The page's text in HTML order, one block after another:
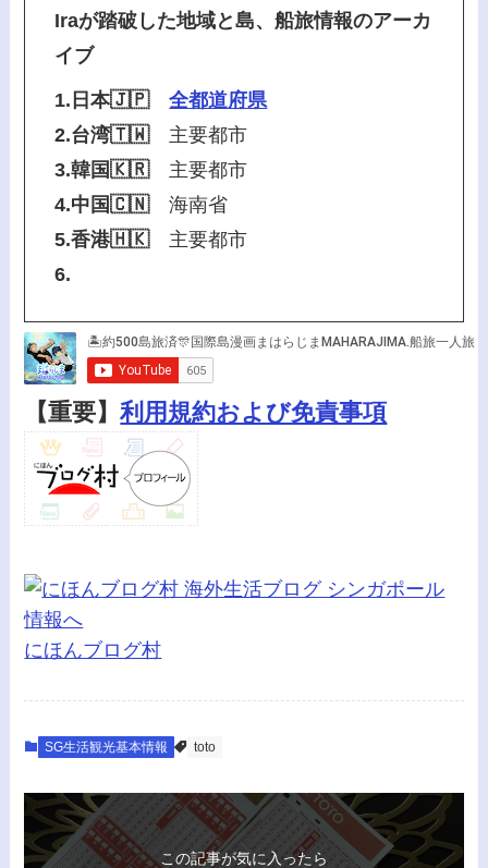
Iraが踏破した地域と島、船旅情報のアーカ
イブ
1.日本🇯🇵
全都道府県
2.台湾🇹🇼主要都市
3.韓国🇰🇷主要都市
4.中国🇨🇳海南省
5.香港🇭🇰主要都市
6.
【重要】利用規約および免責事項
にほんブログ村
SG生活観光基本情報 toto
この記事が気に入ったら